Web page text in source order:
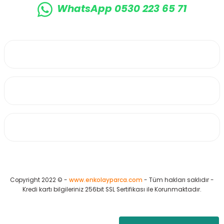
WhatsApp 0530 223 65 71
Copyright 2022 © - www.enkolayparca.com - Tüm hakları saklıdır -
Kredi kartı bilgileriniz 256bit SSL Sertifikası ile Korunmaktadır.